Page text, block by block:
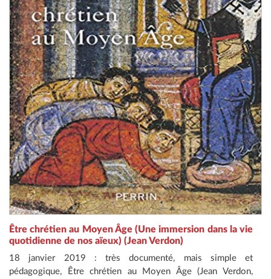
Être chrétien au Moyen Âge (Une immersion dans la vie
quotidienne de nos aïeux) (Jean Verdon)
18 janvier 2019 : très documenté, mais simple et
pédagogique, Être chrétien au Moyen Âge (Jean Verdon,